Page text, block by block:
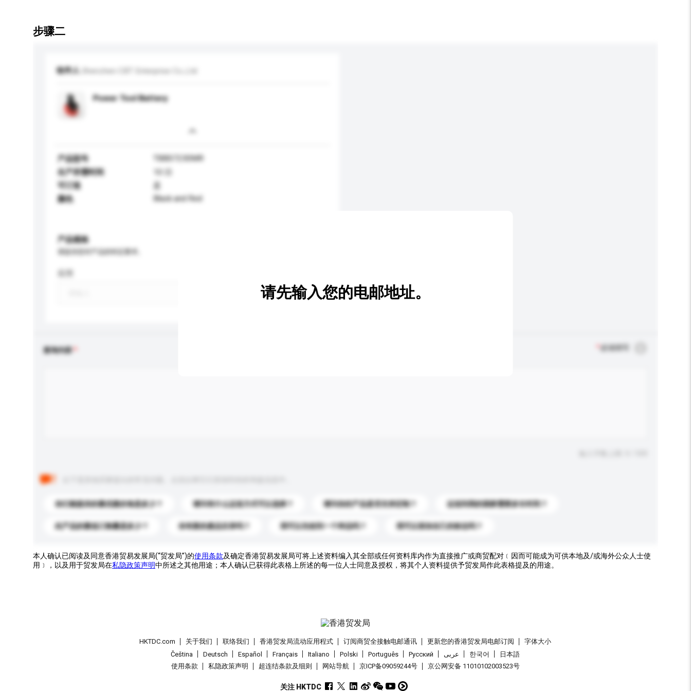
步骤二
收件人
Power Tool Battery
产品型号
TBBS7230MR
生产所需时间
可订造
是
颜色
Black and Red
产品规格
新增/删除选项
查询内容 必须填写
你们能提供的最优惠价格是多少？ 请问有什么运送方式可以选择？ 请问你的产品是否支持定制？ 运送到我的国家需要多长时间？
此产品的最低订购量是多少？ 你有新的產品目录吗？ 我可以先收到一个样品吗？ 我可以添加自己的标志吗？
请先输入您的电邮地址。
本人确认已阅读及同意香港贸易发展局(“贸发局”)的使用条款及确定香港贸易发展局可将上述资料编入其全部或任何资料库内作为直接推广或商贸配对﹝因而可能成为可供本地及/或海外公众人士使
用﹞，以及用于贸发局在私隐政策声明中所述之其他用途；本人确认已获得此表格上所述的每一位人士同意及授权，将其个人资料提供予贸发局作此表格提及的用途。
HKTDC.com 关于我们 联络我们 香港贸发局流动应用程式 订阅商贸全接触电邮通讯 更新您的香港贸发局电邮订阅
字体大小
Čeština
Deutsch Español Français Italiano Polski Português Pусский عربى 한국어
日本語
使用条款
私隐政策声明 超连结条款及细则 网站导航 京ICP备09059244号 京公网安备 11010102003523号
关注 HKTDC